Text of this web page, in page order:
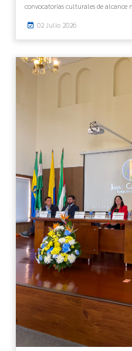
convocatorias culturales de
02 Julio 2026